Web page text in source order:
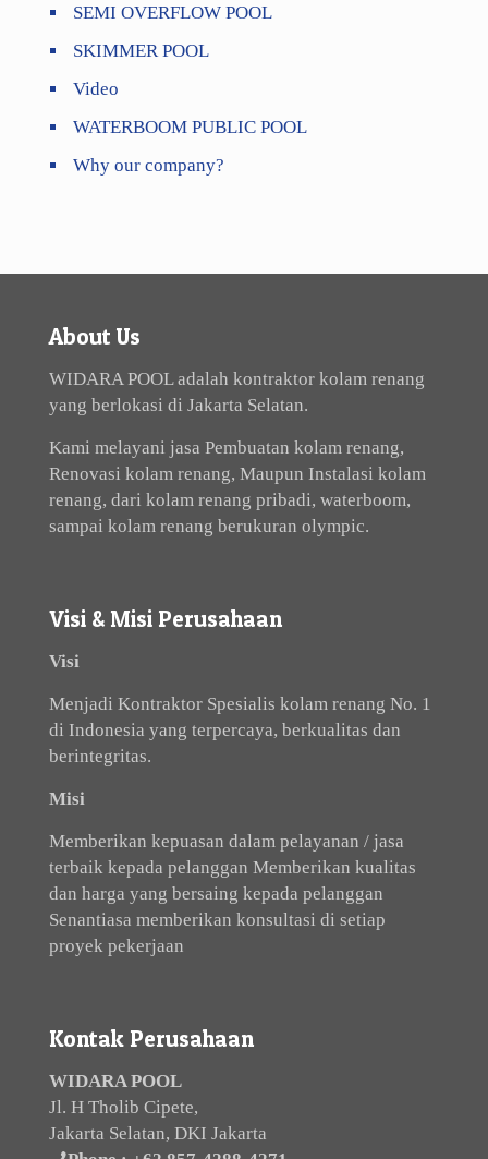
SEMI OVERFLOW POOL
SKIMMER POOL
Video
WATERBOOM PUBLIC POOL
Why our company?
About Us
WIDARA POOL adalah kontraktor kolam renang
yang berlokasi di Jakarta Selatan.
Kami melayani jasa Pembuatan kolam renang,
Renovasi kolam renang, Maupun Instalasi kolam
renang, dari kolam renang pribadi, waterboom,
sampai kolam renang berukuran olympic.
Visi & Misi Perusahaan
Visi
Menjadi Kontraktor Spesialis kolam renang No. 1
di Indonesia yang terpercaya, berkualitas dan
berintegritas.
Misi
Memberikan kepuasan dalam pelayanan / jasa
terbaik kepada pelanggan Memberikan kualitas
dan harga yang bersaing kepada pelanggan
Senantiasa memberikan konsultasi di setiap
proyek pekerjaan
Kontak Perusahaan
WIDARA POOL
Jl. H Tholib Cipete,
Jakarta Selatan, DKI Jakarta